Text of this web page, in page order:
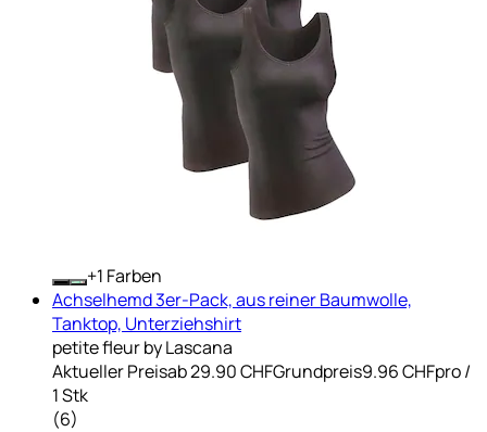
+ Farben
Achselhemd 3er-Pack, aus reiner Baumwolle,
Tanktop, Unterziehshirt
petite fleur by Lascana
Aktueller Preisab29.90 CHFGrundpreis9.96 CHFpro/
1 Stk
(6)